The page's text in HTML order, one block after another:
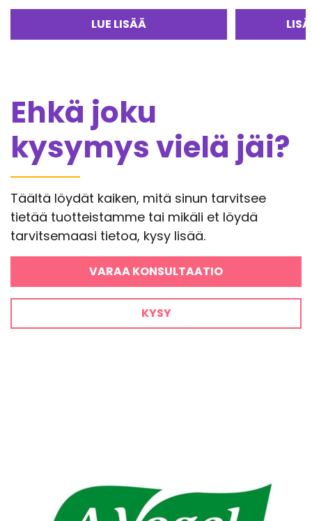
Arvostelu
LUE LISÄÄ
Ehkä joku
kysymys vielä jäi?
Täältä löydät kaiken, mitä sinun tarvitsee
tietää tuotteistamme tai mikäli et löydä
tarvitsemaasi tietoa, kysy lisää.
VARAA KONSULTAATIO
KYSY